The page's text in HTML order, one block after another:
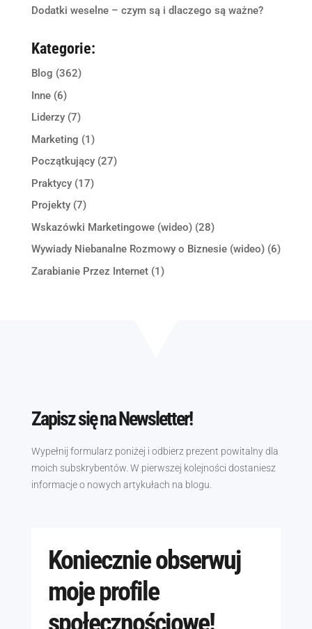
Dodatki weselne – czym są i dlaczego są ważne?
Kategorie:
Blog (362)
Inne(6)
Liderzy(7)
Marketing (1)
Początkujący(27)
Praktycy(17)
Projekty(7)
Wskazówki Marketingowe (wideo)(28)
Wywiady Niebanalne Rozmowy o Biznesie (wideo)(6)
Zarabianie Przez Internet(1)
Zapisz się na Newsletter!
Wypełnij formularz poniżej i odbierz prezent powitalny dla
moich subskrybentów. W pierwszej kolejności dostaniesz
informacje o nowych artykułach na blogu.
Koniecznie obserwuj
moje profile
społecznościowe!